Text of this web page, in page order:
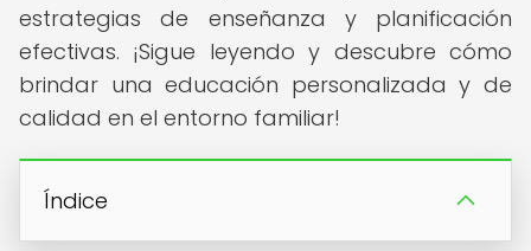
estrategias de enseñanza y planificación
efectivas. ¡Sigue leyendo y descubre cómo
brindar una educación personalizada y de
calidad en el entorno familiar!
Índice